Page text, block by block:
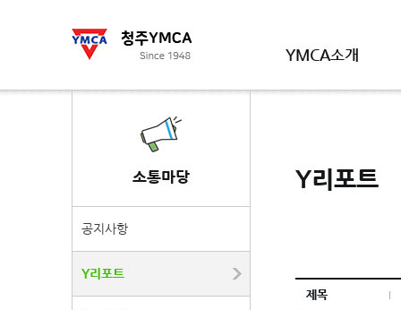
YMCA소개
소통마당
공지사항
Y리포트
Y리포트
제목